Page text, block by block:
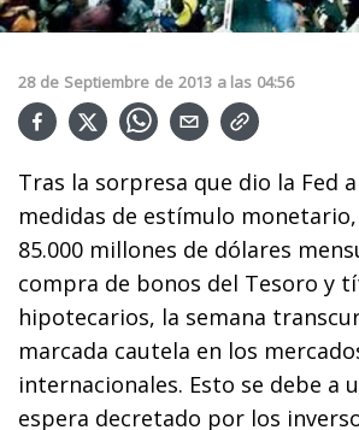
28 de Septiembre de 2013 a las 04:56
Tras la sorpresa que dio la Fed
medidas de estímulo
85.000 millones de dólares
compra de bonos del Tesoro y
hipotecarios, la semana
marcada cautela en los
internacionales. Esto se debe a
espera decretado por los